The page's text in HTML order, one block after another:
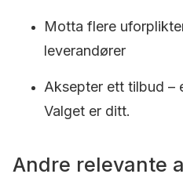
Motta flere
leverandører
Aksepter ett tilbud –
Valget er ditt.
Andre relevante